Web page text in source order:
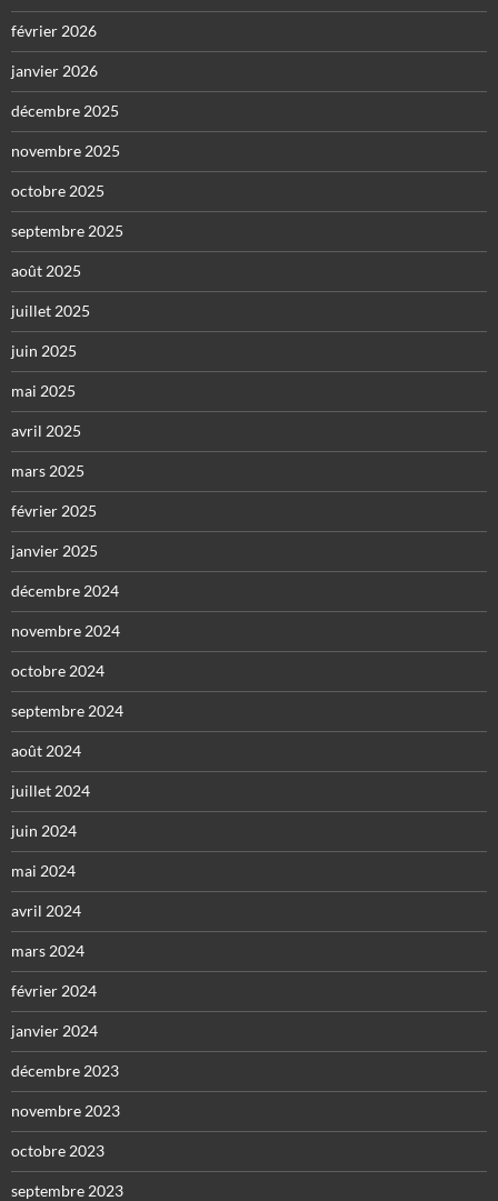
février 2026
janvier 2026
décembre 2025
novembre 2025
octobre 2025
septembre 2025
août 2025
juillet 2025
juin 2025
mai 2025
avril 2025
mars 2025
février 2025
janvier 2025
décembre 2024
novembre 2024
octobre 2024
septembre 2024
août 2024
juillet 2024
juin 2024
mai 2024
avril 2024
mars 2024
février 2024
janvier 2024
décembre 2023
novembre 2023
octobre 2023
septembre 2023